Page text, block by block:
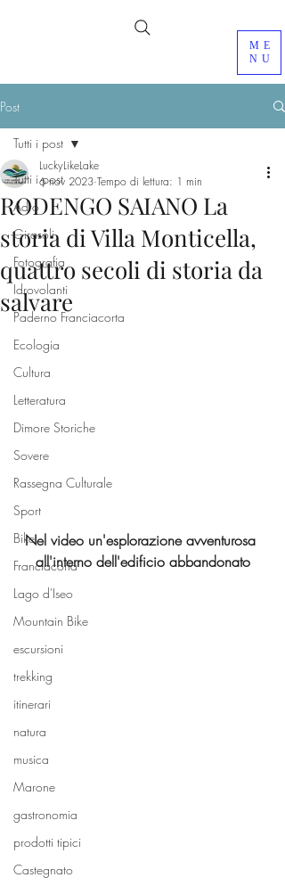
ME
NU
Post
Tutti i post
Adro
Girasoli
Fotografia
Idrovolanti
Paderno Franciacorta
Ecologia
Cultura
Letteratura
Dimore Storiche
Sovere
Rassegna Culturale
Sport
Bike
Franciacorta
Lago d'Iseo
Mountain Bike
escursioni
trekking
itinerari
natura
musica
Marone
gastronomia
prodotti tipici
Castegnato
Tutti i post
RODENGO SAIANO La
storia di Villa Monticella,
quattro secoli di storia da
salvare
LuckyLikeLake
6 nov 2023 Tempo di lettura: 1 min
Nel video un'esplorazione avventurosa
all'interno dell'edificio abbandonato